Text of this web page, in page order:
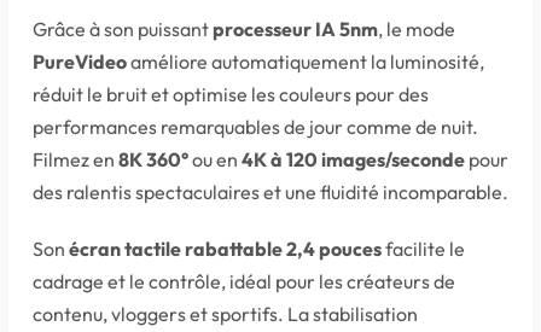
Grâce à son puissantprocesseur IA 5nm, le mode
PureVideoaméliore automatiquement la luminosité,
réduit le bruit et optimise les couleurs pour des
performances remarquables de jour comme de nuit.
Filmez en 8K 360°ou en 4K à 120 images/seconde pour
des ralentis spectaculaires et une fluidité incomparable.
Son écran tactile rabattable 2,4 poucesfacilite le
cadrage et le contrôle, idéal pour les créateurs de
contenu, vloggers et sportifs. La stabilisation